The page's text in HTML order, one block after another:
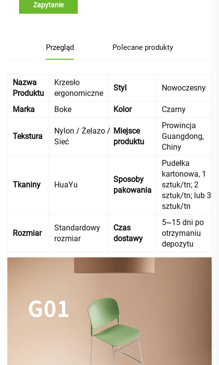
Zapytanie
Przegląd Polecane produkty
Nazwa
Produktu
Krzesło
ergonomiczne
Styl Nowoczesny
Marka Boke Kolor Czarny
Tekstura
Nylon / Żelazo /
Sieć
Miejsce
produktu
Prowincja
Guangdong,
Chiny
Tkaniny HuaYu
Sposoby
pakowania
Pudełka
kartonowa, 1
sztuk/tn; 2
sztuk/tn; lub 3
sztuk/tn
Rozmiar
Standardowy
rozmiar
Czas
dostawy
5~15 dni po
otrzymaniu
depozytu